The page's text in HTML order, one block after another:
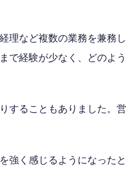
理など複数の業務を兼務し
で経験が少なく、どのよう
することもありました。営
強く感じるようになったと